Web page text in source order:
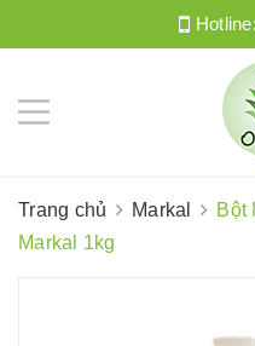
Trang chủ Markal
Bột
Markal 1kg